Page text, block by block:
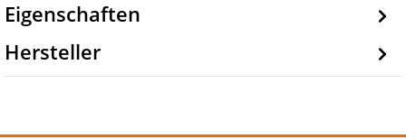
Eigenschaften
Hersteller